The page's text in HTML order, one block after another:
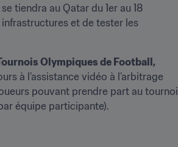
tiendra au Qatar du 1er au 18
infrastructures et de tester les
Olympiques de Football,
à l’assistance vidéo à l’arbitrage
pouvant prendre part au tournoi
équipe participante).